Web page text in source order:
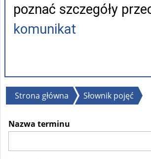
poznać szczegóły
komunikat
Jesteś
Strona główna Słownik pojęć
Nazwa terminu